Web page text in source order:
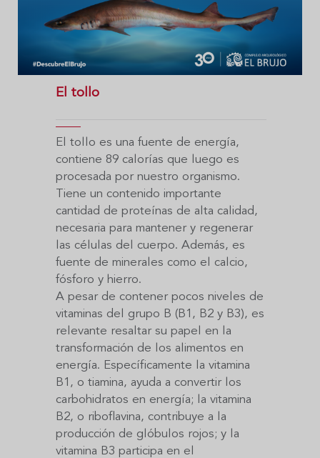
El tollo
El tollo es una fuente de energía,
contiene 89 calorías que luego es
procesada por nuestro organismo.
Tiene un contenido importante
cantidad de proteínas de alta calidad,
necesaria para mantener y regenerar
las células del cuerpo. Además, es
fuente de minerales como el calcio,
fósforo y hierro.
A pesar de contener pocos niveles de
vitaminas del grupo B (B1, B2 y B3), es
relevante resaltar su papel en la
transformación de los alimentos en
energía. Específicamente la vitamina
B1, o tiamina, ayuda a convertir los
carbohidratos en energía; la vitamina
B2, o riboflavina, contribuye a la
producción de glóbulos rojos; y la
vitamina B3 participa en el